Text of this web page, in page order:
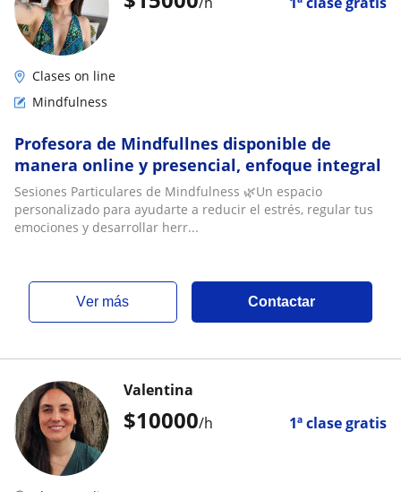
Clases on line
Mindfulness
Profesora de Mindfullnes disponible de
manera online y presencial, enfoque integral
Sesiones Particulares de Mindfulness 🌿Un espacio
personalizado para ayudarte a reducir el estrés, regular tus
emociones y desarrollar herr...
ver más Contactar
$10000/h 1ª clase gratis
Valentina